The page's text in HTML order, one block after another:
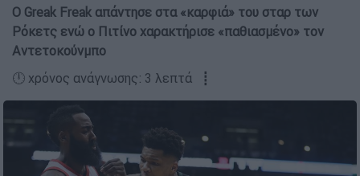
Ο Greak Freak απάντησε στα «καρφιά» του σταρ των
Ρόκετς ενώ ο Πιτίνο χαρακτήρισε «παθιασμένο» τον
Αντετοκούνμπο
🕛 χρόνος ανάγνωσης: 3 λεπτά ┋